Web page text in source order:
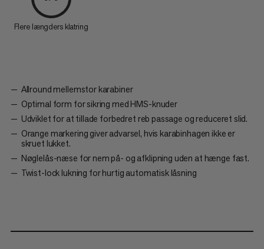
Flere længders klatring
Allround mellemstor karabiner
Optimal form for sikring med HMS-knuder
Udviklet for at tillade forbedret reb passage og reduceret slid.
Orange markering giver advarsel, hvis karabinhagen ikke er
skruet lukket.
Nøglelås-næse for nem på- og afklipning uden at hænge fast.
Twist-lock lukning for hurtig automatisk låsning